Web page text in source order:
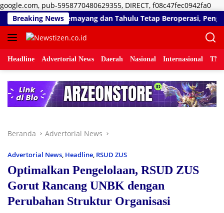
google.com, pub-5958770480629355, DIRECT, f08c47fec0942fa0
ke
Breaking News
SPPG Temayang dan Tahulu Tetap Beroperasi, Pengamat
Headline Advertorial News Daerah Nasional Internasional
Beranda Advertorial News
Advertorial News, Headline, RSUD ZUS
Optimalkan Pengelolaan, RSUD ZUS
Gorut Rancang UNBK dengan
Perubahan Struktur Organisasi